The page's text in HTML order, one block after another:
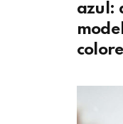
azul: